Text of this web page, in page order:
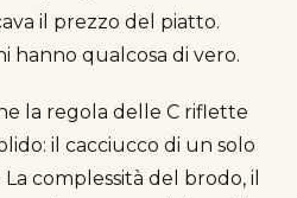
il prezzo del piatto.
hanno qualcosa di vero.
la regola delle C riflette
il cacciucco di un solo
complessità del brodo, il